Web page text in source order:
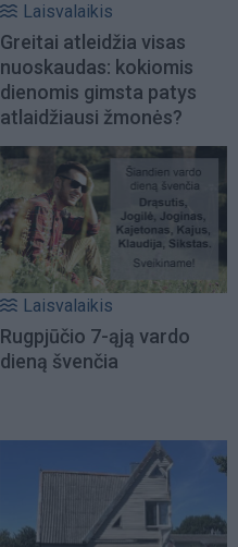
Laisvalaikis
Greitai atleidžia visas
nuoskaudas: kokiomis
dienomis gimsta patys
atlaidžiausi žmonės?
Laisvalaikis
Rugpjūčio 7-ąją vardo
dieną švenčia